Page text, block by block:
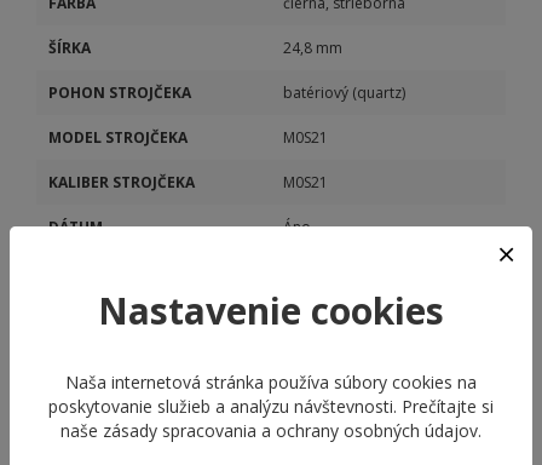
ŠÍRKA 24,8 mm
POHON STROJČEKA batériový (quartz)
MODEL STROJČEKA M0S21
KALIBER STROJČEKA M0S21
DÁTUM Áno
Nastavenie cookies
Naša internetová stránka používa súbory cookies na
poskytovanie služieb a analýzu návštevnosti. Prečítajte si
naše zásady spracovania a ochrany osobných údajov.